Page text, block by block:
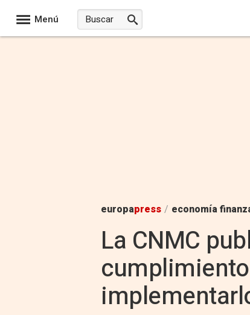
Menú
europapress / economía
La CNMC